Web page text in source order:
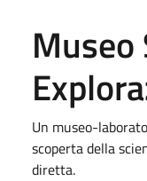
Un museo-
scoperta della
diretta.